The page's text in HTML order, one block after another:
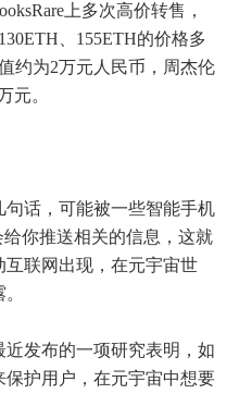
上多次高价转售，
、155ETH的价格多
约为2万元人民币，周杰伦
元。
话，可能被一些智能手机
给你推送相关的信息，这就
联网出现，在元宇宙世
发布的一项研究表明，如
护用户，在元宇宙中想要